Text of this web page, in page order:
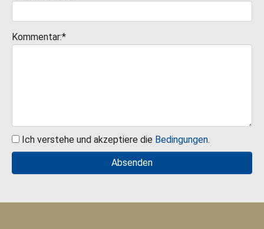
Kommentar:*
Ich verstehe und akzeptiere die Bedingungen.